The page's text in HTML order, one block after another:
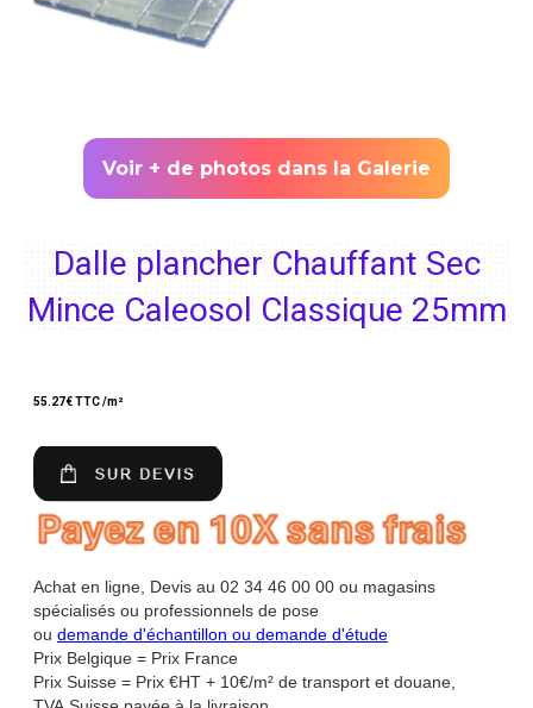
Voir + de photos dans la Galerie
Dalle plancher Chauffant Sec
Mince Caleosol Classique 25mm
55.27€ TTC /m²
Achat en ligne, Devis au 02 34 46 00 00 ou magasins
spécialisés ou professionnels de pose
ou demande d'échantillon ou demande d'étude
Prix Belgique = Prix France
Prix Suisse = Prix €HT + 10€/m² de transport et douane,